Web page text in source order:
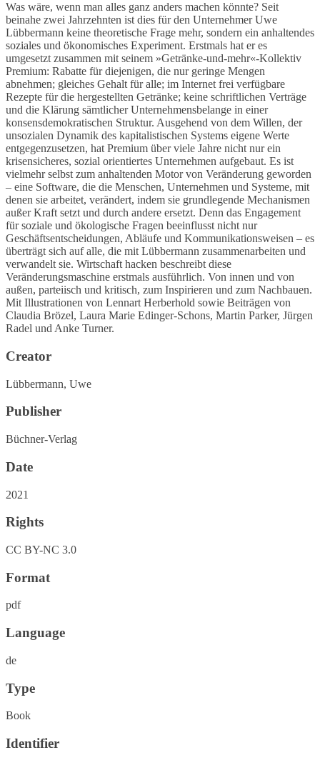
Was wäre, wenn man alles ganz anders machen könnte? Seit
beinahe zwei Jahrzehnten ist dies für den Unternehmer Uwe
Lübbermann keine theoretische Frage mehr, sondern ein anhaltendes
soziales und ökonomisches Experiment. Erstmals hat er es
umgesetzt zusammen mit seinem »Getränke-und-mehr«-Kollektiv
Premium: Rabatte für diejenigen, die nur geringe Mengen
abnehmen; gleiches Gehalt für alle; im Internet frei verfügbare
Rezepte für die hergestellten Getränke; keine schriftlichen Verträge
und die Klärung sämtlicher Unternehmensbelange in einer
konsensdemokratischen Struktur. Ausgehend von dem Willen, der
unsozialen Dynamik des kapitalistischen Systems eigene Werte
entgegenzusetzen, hat Premium über viele Jahre nicht nur ein
krisensicheres, sozial orientiertes Unternehmen aufgebaut. Es ist
vielmehr selbst zum anhaltenden Motor von Veränderung geworden
– eine Software, die die Menschen, Unternehmen und Systeme, mit
denen sie arbeitet, verändert, indem sie grundlegende Mechanismen
außer Kraft setzt und durch andere ersetzt. Denn das Engagement
für soziale und ökologische Fragen beeinflusst nicht nur
Geschäftsentscheidungen, Abläufe und Kommunikationsweisen – es
überträgt sich auf alle, die mit Lübbermann zusammenarbeiten und
verwandelt sie. Wirtschaft hacken beschreibt diese
Veränderungsmaschine erstmals ausführlich. Von innen und von
außen, parteiisch und kritisch, zum Inspirieren und zum Nachbauen.
Mit Illustrationen von Lennart Herberhold sowie Beiträgen von
Claudia Brözel, Laura Marie Edinger-Schons, Martin Parker, Jürgen
Radel und Anke Turner.
Creator
Lübbermann, Uwe
Publisher
Büchner-Verlag
Date
2021
Rights
CC BY-NC 3.0
Format
pdf
Language
de
Type
Book
Identifier